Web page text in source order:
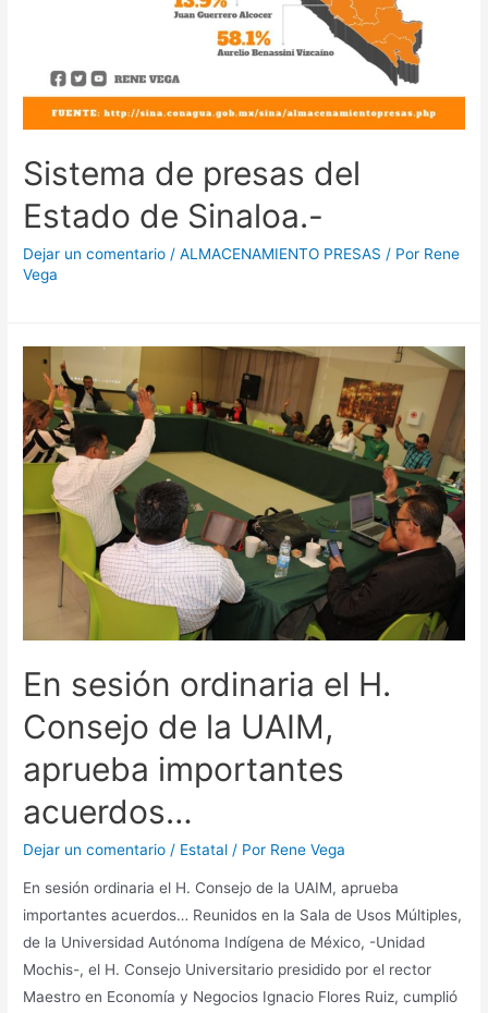
Sistema de presas del
Estado de Sinaloa.-
Dejar un comentario /ALMACENAMIENTO PRESAS / Por Rene
Vega
En sesión ordinaria el H.
Consejo de la UAIM,
aprueba importantes
acuerdos…
Dejar un comentario / Estatal / Por Rene Vega
En sesión ordinaria el H. Consejo de la UAIM, aprueba
importantes acuerdos… Reunidos en la Sala de Usos Múltiples,
de la Universidad Autónoma Indígena de México, -Unidad
Mochis-, el H. Consejo Universitario presidido por el rector
Maestro en Economía y Negocios Ignacio Flores Ruiz, cumplió